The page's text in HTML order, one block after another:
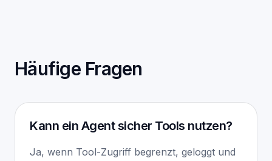
Häufige Fragen
Kann ein Agent sicher Tools nutzen?
Ja, wenn Tool-Zugriff begrenzt, geloggt und